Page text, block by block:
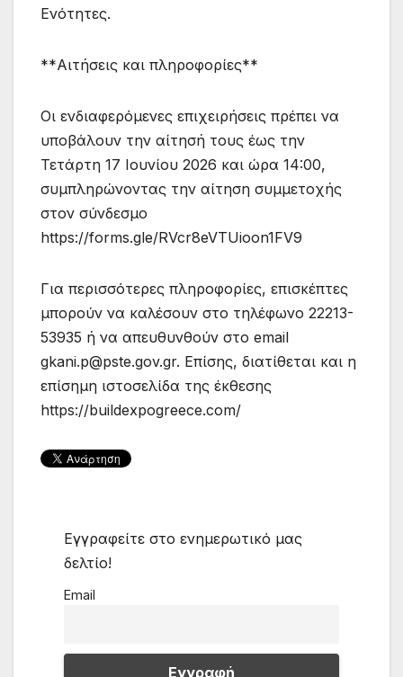
Ενότητες.
**Αιτήσεις και πληροφορίες**
Οι ενδιαφερόμενες επιχειρήσεις πρέπει να
υποβάλουν την αίτησή τους έως την
Τετάρτη 17 Ιουνίου 2026 και ώρα 14:00,
συμπληρώνοντας την αίτηση συμμετοχής
στον σύνδεσμο
https://forms.gle/RVcr8eVTUioon1FV9
Για περισσότερες πληροφορίες, επισκέπτες
μπορούν να καλέσουν στο τηλέφωνο 22213-
53935 ή να απευθυνθούν στο email
gkani.p@pste.gov.gr. Επίσης, διατίθεται και η
επίσημη ιστοσελίδα της έκθεσης
https://buildexpogreece.com/
Εγγραφείτε στο ενημερωτικό μας
δελτίο!
Email